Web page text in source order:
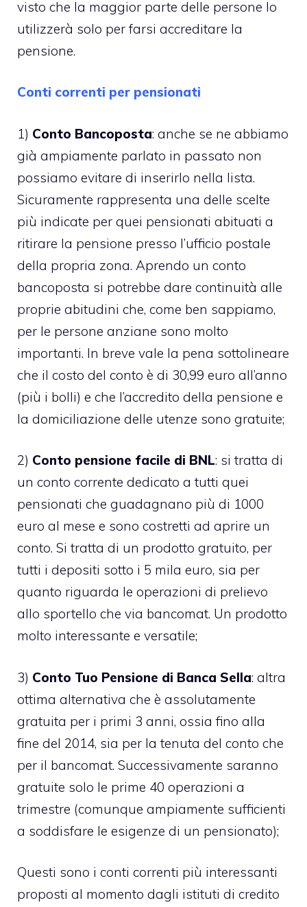
visto che la maggior parte delle persone lo
utilizzerà solo per farsi accreditare la
pensione.
Conti correnti per pensionati
1) Conto Bancoposta: anche se ne abbiamo
già ampiamente parlato in passato non
possiamo evitare di inserirlo nella lista.
Sicuramente rappresenta una delle scelte
più indicate per quei pensionati abituati a
ritirare la pensione presso l’ufficio postale
della propria zona. Aprendo un conto
bancoposta si potrebbe dare continuità alle
proprie abitudini che, come ben sappiamo,
per le persone anziane sono molto
importanti. In breve vale la pena sottolineare
che il costo del conto è di 30,99 euro all’anno
(più i bolli) e che l’accredito della pensione e
la domiciliazione delle utenze sono gratuite;
2) Conto pensione facile di BNL: si tratta di
un conto corrente dedicato a tutti quei
pensionati che guadagnano più di 1000
euro al mese e sono costretti ad aprire un
conto. Si tratta di un prodotto gratuito, per
tutti i depositi sotto i 5 mila euro, sia per
quanto riguarda le operazioni di prelievo
allo sportello che via bancomat. Un prodotto
molto interessante e versatile;
3) Conto Tuo Pensione di Banca Sella: altra
ottima alternativa che è assolutamente
gratuita per i primi 3 anni, ossia fino alla
fine del 2014, sia per la tenuta del conto che
per il bancomat. Successivamente saranno
gratuite solo le prime 40 operazioni a
trimestre (comunque ampiamente sufficienti
a soddisfare le esigenze di un pensionato);
Questi sono i conti correnti più interessanti
proposti al momento dagli istituti di credito